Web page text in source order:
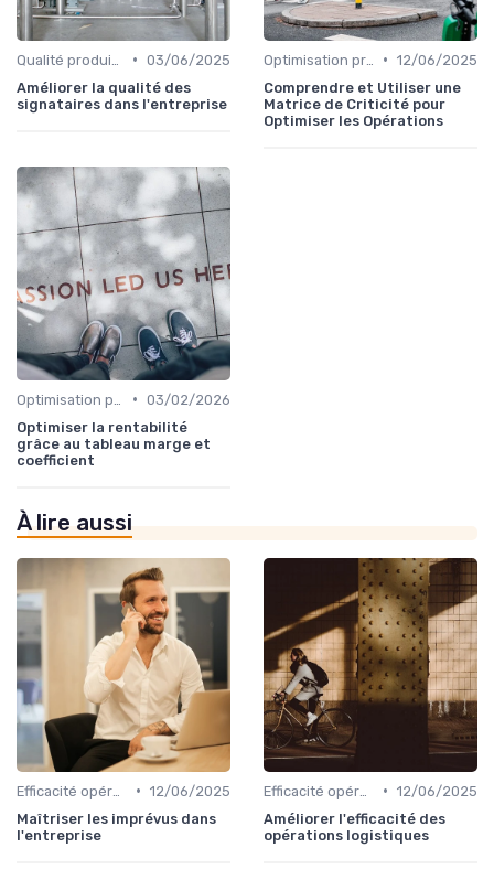
• 03/06/2025
Améliorer la qualité des
signataires dans l'entreprise
• 12/06/2025
Comprendre et Utiliser une
Matrice de Criticité pour
Optimiser les Opérations
• 03/02/2026
Optimiser la rentabilité
grâce au tableau marge et
coefficient
À lire aussi
• 12/06/2025
Maîtriser les imprévus dans
l'entreprise
• 12/06/2025
Améliorer l'efficacité des
opérations logistiques